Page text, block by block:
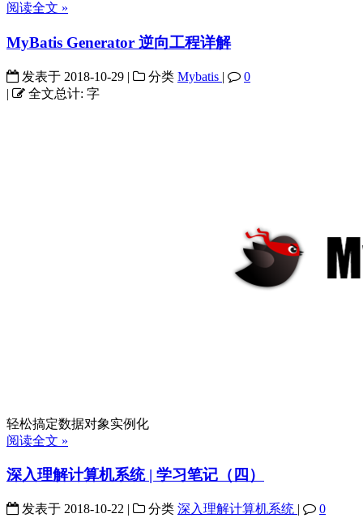
阅读全文 »
MyBatis Generator 逆向工程详解
发表于 2018-10-29 | 分类 Mybatis |
0
|
全文总计: 字
轻松搞定数据对象实例化
阅读全文 »
深入理解计算机系统 | 学习笔记（四）
发表于 2018-10-22 | 分类 深入理解计算机系统 |
0